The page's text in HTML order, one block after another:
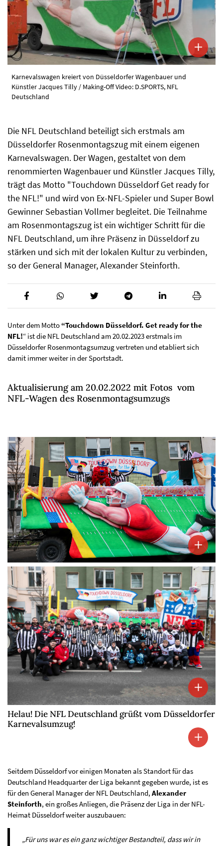
Karnevalswagen kreiert von Düsseldorfer Wagenbauer und
Künstler Jacques Tilly / Making-Off Video: D.SPORTS, NFL
Deutschland
Die NFL Deutschland beteiligt sich erstmals am
Düsseldorfer Rosenmontagszug mit einem eigenen
Karnevalswagen. Der Wagen, gestaltet von dem
renommierten Wagenbauer und Künstler Jacques Tilly,
trägt das Motto "Touchdown Düsseldorf Get ready for
the NFL!" und wird von Ex-NFL-Spieler und Super Bowl
Gewinner Sebastian Vollmer begleitet. Die Teilnahme
am Rosenmontagszug ist ein wichtiger Schritt für die
NFL Deutschland, um ihre Präsenz in Düsseldorf zu
stärken und sich mit der lokalen Kultur zu verbinden,
so der General Manager, Alexander Steinforth.
Unter dem Motto“Touchdown Düsseldorf. Get ready for the
NFL!“ ist die NFL Deutschland am 20.02.2023 erstmals im
Düsseldorfer Rosenmontagsumzug vertreten und etabliert sich
damit immer weiter in der Sportstadt.
Aktualisierung am 20.02.2022 mit Fotos vom
NFL-Wagen des Rosenmontagsumzugs
Helau! Die NFL Deutschland grüßt vom Düsseldorfer
Karnevalsumzug!
Seitdem Düsseldorf vor einigen Monaten als Standort für das
Deutschland Headquarter der Liga bekannt gegeben wurde, ist es
für den General Manager der NFL Deutschland, Alexander
Steinforth, ein großes Anliegen, die Präsenz der Liga in der NFL-
Heimat Düsseldorf weiter auszubauen:
„Für uns war es ein ganz wichtiger Bestandteil, dass wir in